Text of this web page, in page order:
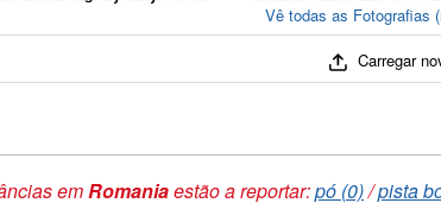
Vê todas as Fotografias
Carregar
emRomaniaestão a reportar:pó (0)/pista